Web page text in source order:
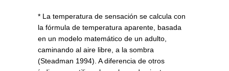
* La temperatura de sensación se calcula con
la fórmula de temperatura aparente, basada
en un modelo matemático de un adulto,
caminando al aire libre, a la sombra
(Steadman 1994). A diferencia de otros